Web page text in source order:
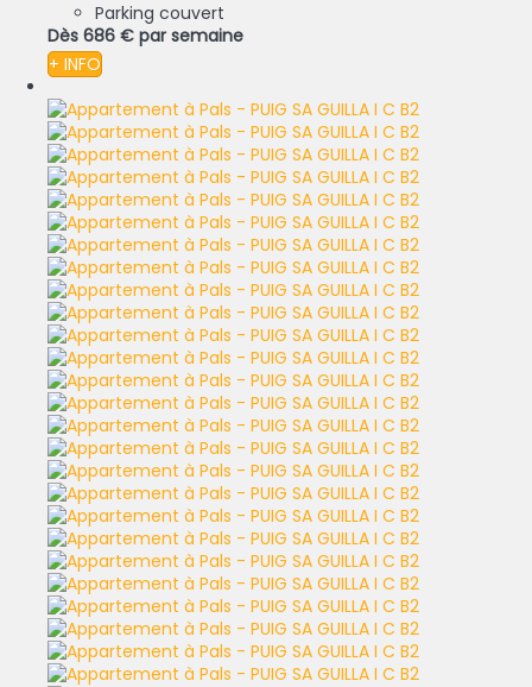
Parking couvert
Dès 686 € par semaine
+ INFO